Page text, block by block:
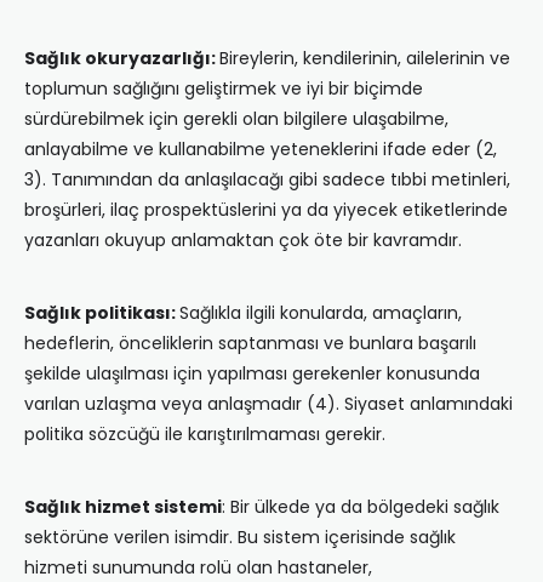
Sağlık okuryazarlığı:Bireylerin, kendilerinin, ailelerinin ve
toplumun sağlığını geliştirmek ve iyi bir biçimde
sürdürebilmek için gerekli olan bilgilere ulaşabilme,
anlayabilme ve kullanabilme yeteneklerini ifade eder (2,
3). Tanımından da anlaşılacağı gibi sadece tıbbi metinleri,
broşürleri, ilaç prospektüslerini ya da yiyecek etiketlerinde
yazanları okuyup anlamaktan çok öte bir kavramdır.
Sağlık politikası:Sağlıkla ilgili konularda, amaçların,
hedeflerin, önceliklerin saptanması ve bunlara başarılı
şekilde ulaşılması için yapılması gerekenler konusunda
varılan uzlaşma veya anlaşmadır (4). Siyaset anlamındaki
politika sözcüğü ile karıştırılmaması gerekir.
Sağlık hizmet sistemi: Bir ülkede ya da bölgedeki sağlık
sektörüne verilen isimdir. Bu sistem içerisinde sağlık
hizmeti sunumunda rolü olan hastaneler,